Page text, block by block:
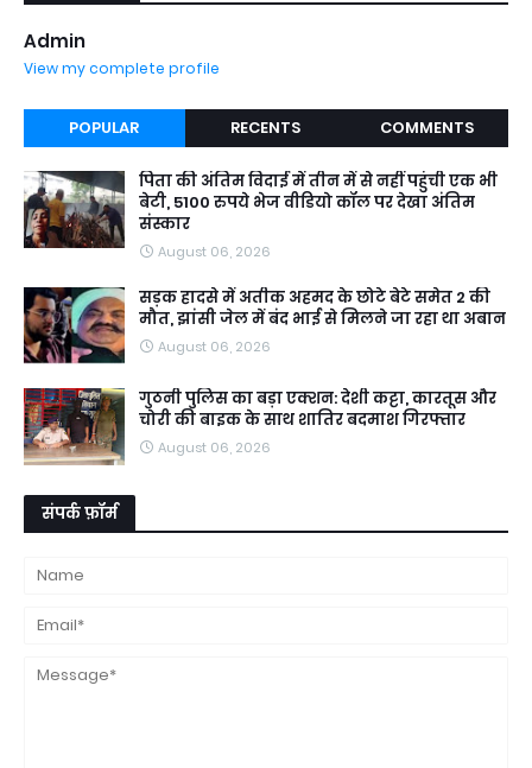
Admin
View my complete profile
POPULAR RECENTS COMMENTS
पिता की अंतिम विदाई में तीन में से नहीं पहुंची एक भी
बेटी, 5100 रुपये भेज वीडियो कॉल पर देखा अंतिम
संस्कार
August 06, 2026
सड़क हादसे में अतीक अहमद के छोटे बेटे समेत 2 की
मौत, झांसी जेल में बंद भाई से मिलने जा रहा था अबान
August 06, 2026
गुठनी पुलिस का बड़ा एक्शन: देशी कट्टा, कारतूस और
चोरी की बाइक के साथ शातिर बदमाश गिरफ्तार
August 06, 2026
संपर्क फ़ॉर्म